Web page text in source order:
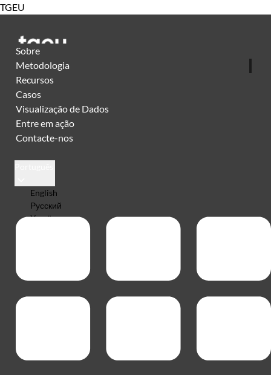
TGEU
Sobre
Metodologia
Recursos
Casos
Visualização de Dados
Entre em ação
Contacte-nos
English
Русский
Українська